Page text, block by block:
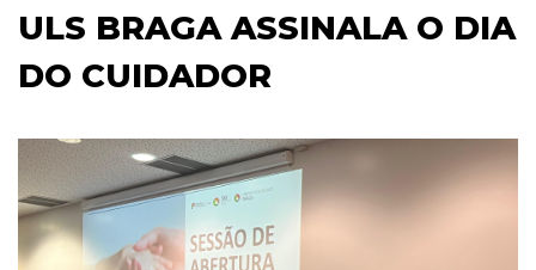
ULS BRAGA ASSINALA O DIA
DO CUIDADOR